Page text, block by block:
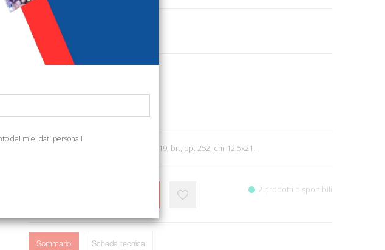
€ 15,00
Ean13: 9786185329150
Traduzione di M. De Rosa. Atene, 2019; br., pp. 252, cm 12,5x21.
2 prodotti disponibili
Sommario Scheda tecnica
dei miei dati personali